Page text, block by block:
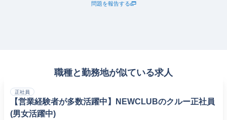
問題を報告する
職種と勤務地が似ている求人
正社員
【営業経験者が多数活躍中】NEWCLUBのクルー正社員
(男女活躍中)